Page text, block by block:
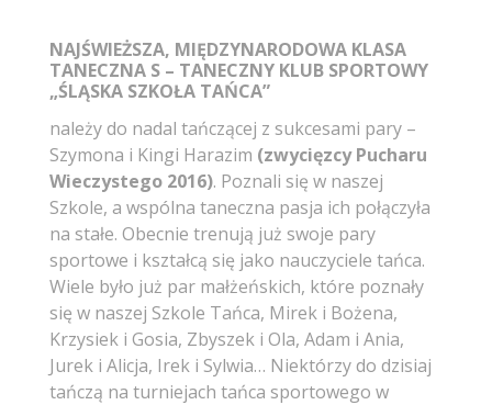
NAJŚWIEŻSZA, MIĘDZYNARODOWA KLASA
TANECZNA S – TANECZNY KLUB SPORTOWY
„ŚLĄSKA SZKOŁA TAŃCA”
należy do nadal tańczącej z sukcesami pary –
Szymona i Kingi Harazim (zwycięzcy Pucharu
Wieczystego 2016). Poznali się w naszej
Szkole, a wspólna taneczna pasja ich połączyła
na stałe. Obecnie trenują już swoje pary
sportowe i kształcą się jako nauczyciele tańca.
Wiele było już par małżeńskich, które poznały
się w naszej Szkole Tańca, Mirek i Bożena,
Krzysiek i Gosia, Zbyszek i Ola, Adam i Ania,
Jurek i Alicja, Irek i Sylwia… Niektórzy do dzisiaj
tańczą na turniejach tańca sportowego w